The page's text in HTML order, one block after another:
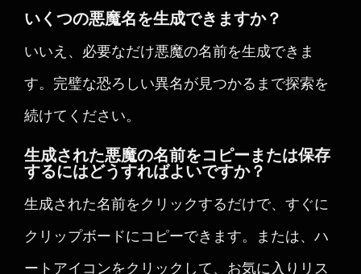
いくつの悪魔名を生成できますか？
いいえ、必要なだけ悪魔の名前を生成できま
す。完璧な恐ろしい異名が見つかるまで探索を
続けてください。
生成された悪魔の名前をコピーまたは保存
するにはどうすればよいですか？
生成された名前をクリックするだけで、すぐに
クリップボードにコピーできます。または、ハ
ートアイコンをクリックして、お気に入りリス